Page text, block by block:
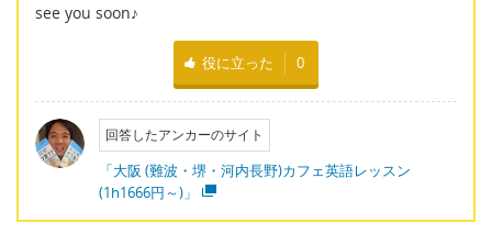
see you soon♪
役に立った 0
回答したアンカーのサイト
「大阪 (難波・堺・河内長野)カフェ英語レッスン
(1h1666円～)」